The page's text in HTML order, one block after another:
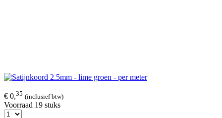
€ 0,35 (inclusief btw)
Voorraad 19 stuks